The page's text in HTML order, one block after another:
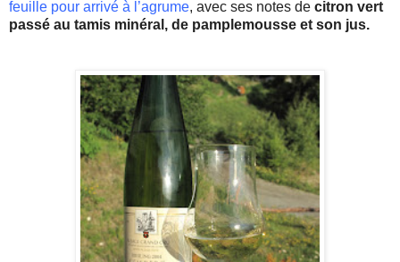
feuille pour arrivé à l’agrume, avec ses notes de citron vert
passé au tamis minéral, de pamplemousse et son jus.